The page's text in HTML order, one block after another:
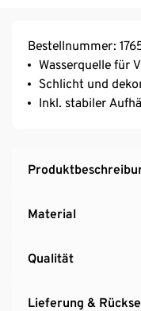
Bestellnummer:
Wasserquelle für
Schlicht und
Inkl. stabiler
Material
Qualität
Lieferung &